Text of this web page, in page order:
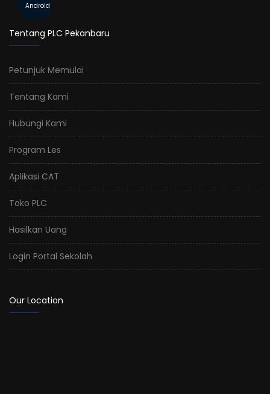
Android
Tentang PLC Pekanbaru
Petunjuk Memulai
Tentang Kami
Hubungi Kami
Program Les
Aplikasi CAT
Toko PLC
Hasilkan Uang
Login Portal Sekolah
Our Location